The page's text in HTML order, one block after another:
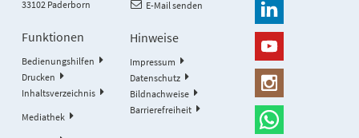
33102 Paderborn
E-Mail senden
Funktionen
Bedienungshilfen
Drucken
Inhaltsverzeichnis
Mediathek
Hinweise
Impressum
Datenschutz
Bildnachweise
Barrierefreiheit